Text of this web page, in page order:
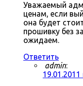
Уважаемый
ценам, если
она будет
прошивку без
ожидаем.
Ответить
admin:
19.01.2011